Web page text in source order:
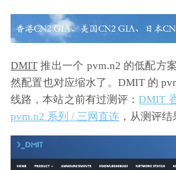
DMIT 推出一个 pvm.n2 的低配方
然配置也对应缩水了。DMIT 的
线路，本站之前有过测评：DMIT
pvm.n2 系列 / 三网直连 ，从测评